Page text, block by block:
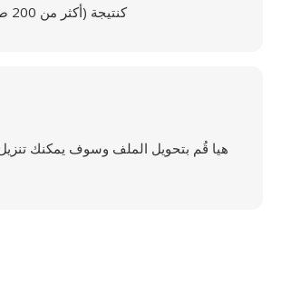
كنتيجة (أكثر من 200 صيغة مدعومة)
هيا قُم بتحويل الملف وسوف يمكنك